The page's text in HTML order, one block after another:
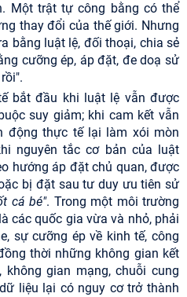
Một trật tự công bằng có thể
thay đổi của thế giới. Nhưng
bằng luật lệ, đối thoại, chia sẻ
cưỡng ép, áp đặt, đe doạ sử
bắt đầu khi luật lệ vẫn được
suy giảm; khi cam kết vẫn
động thực tế lại làm xói mòn
nguyên tắc cơ bản của luật
hướng áp đặt chủ quan, được
bị đặt sau tư duy ưu tiên sử
cá bé". Trong một môi trường
các quốc gia vừa và nhỏ, phải
sự cưỡng ép về kinh tế, công
thời những không gian kết
gian mạng, chuỗi cung
liệu lại có nguy cơ trở thành